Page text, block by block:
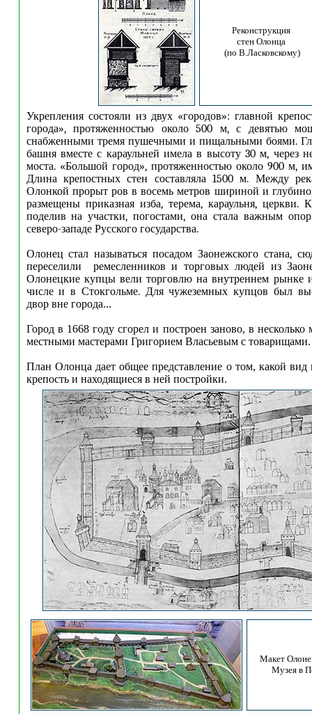
Реконструкция
стен Олонца
(по В.Ласковскому)
Укрепления состояли из двух «городов»: главной
города», протяженностью около 500 м, с девятью
снабженными тремя пушечными и пищальными боями.
башня вместе с караульней имела в высоту 30 м, через
моста. «Большой город», протяженностью около 900 м,
Длина крепостных стен составляла 1500 м. Между
Олонкой прорыт ров в восемь метров шириной и
размещены приказная изба, терема, караульня, церкви.
поделив на участки, погостами, она стала важным
северо-западе Русского государства.
Олонец стал называться посадом Заонежского стана,
переселили ремесленников и торговых людей из
Олонецкие купцы вели торговлю на внутреннем рынке
числе и в Стокгольме. Для чужеземных купцов был вы
двор вне города...
Город в 1668 году сгорел и построен заново, в несколько
местными мастерами Григорием Власьевым с
План Олонца дает общее представление о том, какой вид
крепость и находящиеся в ней постройки.
Макет
Музея в